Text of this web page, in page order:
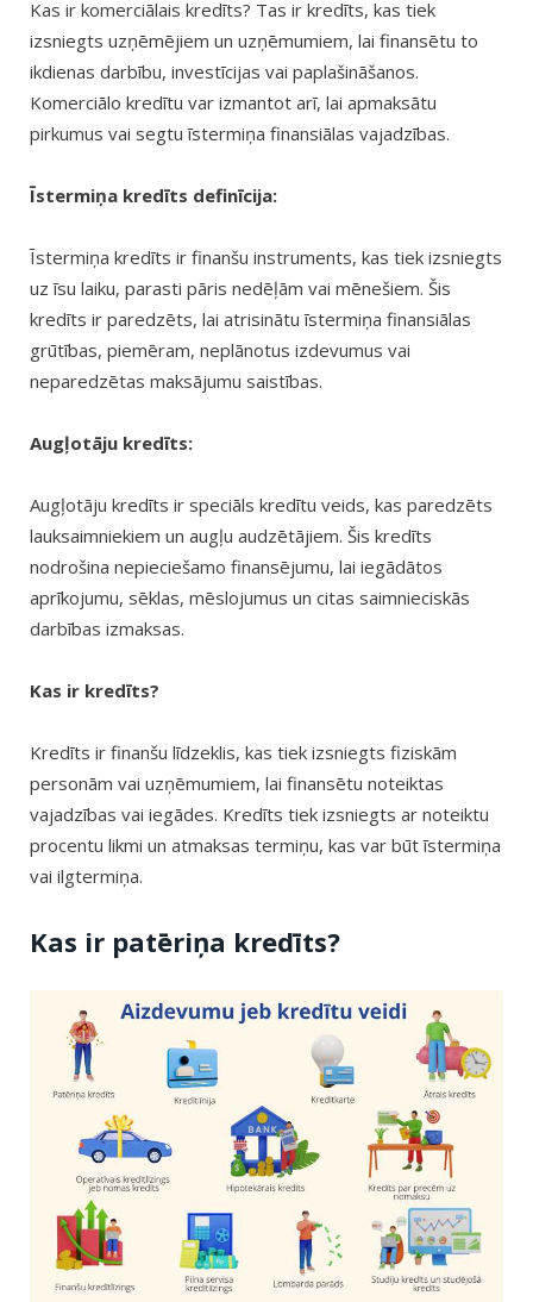
Kas ir komerciālais kredīts? Tas ir kredīts, kas tiek
izsniegts uzņēmējiem un uzņēmumiem, lai finansētu to
ikdienas darbību, investīcijas vai paplašināšanos.
Komerciālo kredītu var izmantot arī, lai apmaksātu
pirkumus vai segtu īstermiņa finansiālas vajadzības.
Īstermiņa kredīts definīcija:
Īstermiņa kredīts ir finanšu instruments, kas tiek izsniegts
uz īsu laiku, parasti pāris nedēļām vai mēnešiem. Šis
kredīts ir paredzēts, lai atrisinātu īstermiņa finansiālas
grūtības, piemēram, neplānotus izdevumus vai
neparedzētas maksājumu saistības.
Augļotāju kredīts:
Augļotāju kredīts ir speciāls kredītu veids, kas paredzēts
lauksaimniekiem un augļu audzētājiem. Šis kredīts
nodrošina nepieciešamo finansējumu, lai iegādātos
aprīkojumu, sēklas, mēslojumus un citas saimnieciskās
darbības izmaksas.
Kas ir kredīts?
Kredīts ir finanšu līdzeklis, kas tiek izsniegts fiziskām
personām vai uzņēmumiem, lai finansētu noteiktas
vajadzības vai iegādes. Kredīts tiek izsniegts ar noteiktu
procentu likmi un atmaksas termiņu, kas var būt īstermiņa
vai ilgtermiņa.
Kas ir patēriņa kredīts?